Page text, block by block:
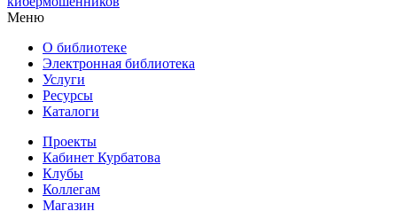
Меню
О библиотеке
Электронная библиотека
Услуги
Ресурсы
Каталоги
Проекты
Кабинет Курбатова
Клубы
Коллегам
Магазин